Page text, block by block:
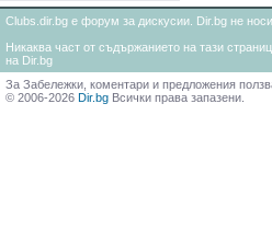
Clubs.dir.bg е форум за дискусии. Dir.bg не
Никаква част от съдържанието на тази
на Dir.bg
За Забележки, коментари и предложения
© 2006-2026 Dir.bg Всички права запазени.